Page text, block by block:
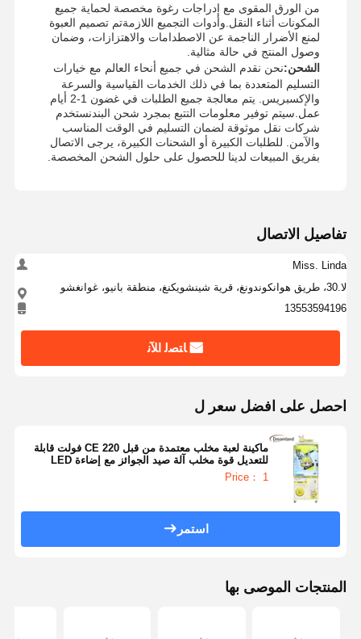
من الورق المقوى مع إدراجات رغوة مخصصة لحماية جميع
المكونات أثناء النقل.وأدوات التجميع اللازمةتم تصميم العبوة
لمنع الأضرار الناجمة عن الاصطدامات والاهتزازات، وضمان
وصول المنتج في حالة مثالية.
الشحن:نحن نقدم الشحن في جميع أنحاء العالم مع خيارات
التسليم المتعددة بما في ذلك الخدمات القياسية والسرعة
والإكسبريس. يتم معالجة جميع الطلبات في غضون 1-2 أيام
عمل.سيتم توفير معلومات التتبع بمجرد شحن البندنستخدم
شركات نقل موثوقة لضمان التسليم في الوقت المناسب
والآمن. للطلبات الكبيرة أو الشحنات الكبيرة، يرجى الاتصال
بفريق المبيعات لدينا للحصول على حلول الشحن المخصصة.
تفاصيل الاتصال
Miss. Linda
لا.30، طريق هوانكوندونغ، قرية شينشويكنغ، منطقة بانيو، غوانغشو
13553594196
ﺎﺘﺼﻟ ﺍﻶﻧ
احصل على افضل سعر ل
ماكينة لعبة مخلب معتمدة من قبل CE 220 فولت قابلة
للتعديل قوة مخلب آلة صيد الجوائز مع إضاءة LED
Price： 1
استمر
المنتجات الموصى بها